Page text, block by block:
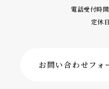
電話受付時
定休
お問い合わせフォ